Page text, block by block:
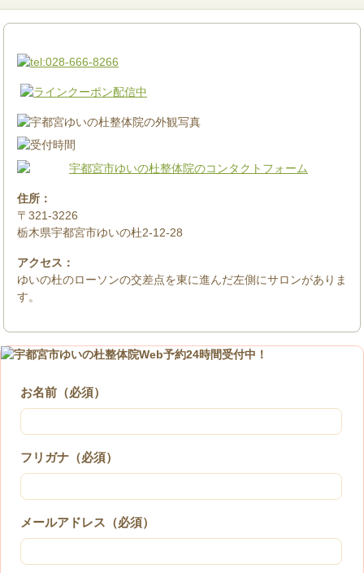
住所：
〒321-3226
栃木県宇都宮市ゆいの杜2-12-28
アクセス：
ゆいの杜のローソンの交差点を東に進んだ左側にサロンがありま
す。
お名前（必須）
フリガナ（必須）
メールアドレス（必須）